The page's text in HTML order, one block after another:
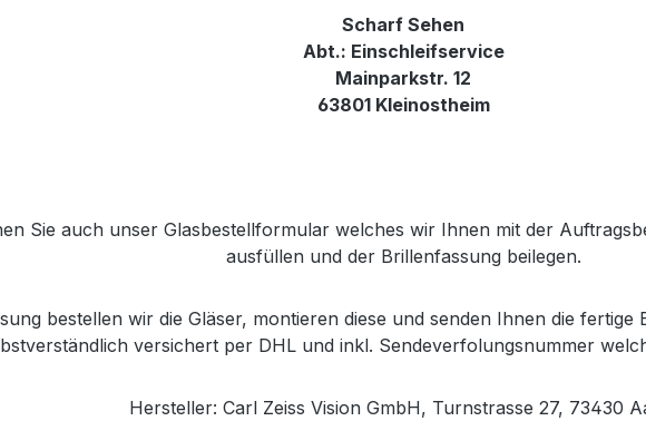
Scharf Sehen
Abt.: Einschleifservice
Mainparkstr. 12
63801 Kleinostheim
Sie auch unser Glasbestellformular welches wir Ihnen mit der
ausfüllen und der Brillenfassung beilegen.
bestellen wir die Gläser, montieren diese und senden Ihnen die
versichert per DHL und inkl. Sendeverfolungsnummer
Hersteller: Carl Zeiss Vision GmbH, Turnstrasse 27, 73430